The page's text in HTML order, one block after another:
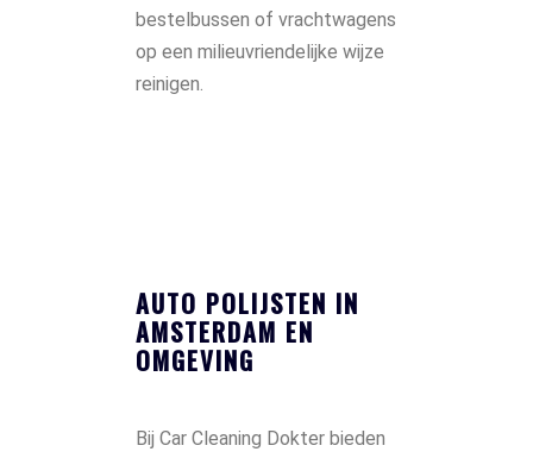
bestelbussen of vrachtwagens
op een milieuvriendelijke wijze
reinigen.
AUTO POLIJSTEN IN
AMSTERDAM EN
OMGEVING
Bij Car Cleaning Dokter bieden